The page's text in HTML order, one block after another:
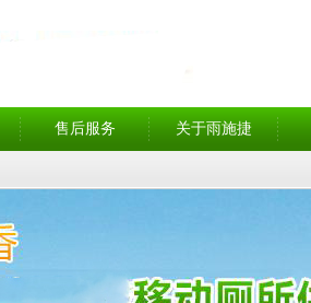
售后服务 关于雨施捷